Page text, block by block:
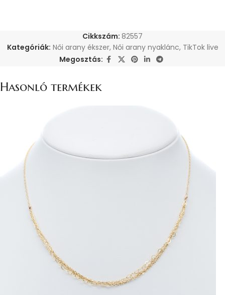
Cikkszám: 82557
Kategóriák: Női arany ékszer, Női arany nyaklánc, TikTok live
Megosztás:
Hasonló termékek